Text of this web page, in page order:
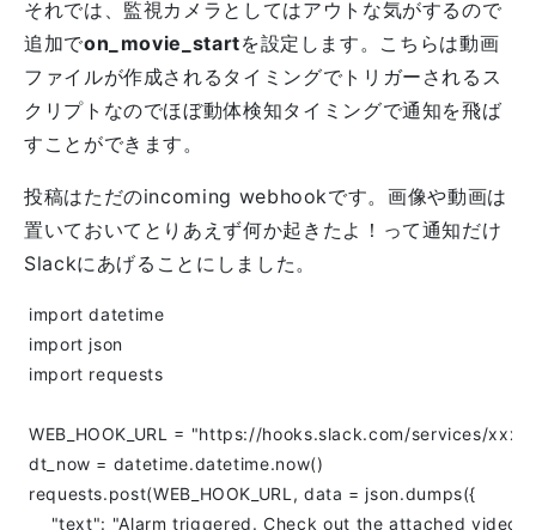
それでは、監視カメラとしてはアウトな気がするので
追加でon_movie_startを設定します。こちらは動画
ファイルが作成されるタイミングでトリガーされるス
クリプトなのでほぼ動体検知タイミングで通知を飛ば
すことができます。
投稿はただのincoming webhookです。画像や動画は
置いておいてとりあえず何か起きたよ！って通知だけ
Slackにあげることにしました。